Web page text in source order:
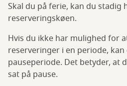
Skal du på ferie, kan du stadig
reserveringskøen.
Hvis du ikke har mulighed for
reserveringer i en periode, kan
pauseperiode. Det betyder, at
sat på pause.